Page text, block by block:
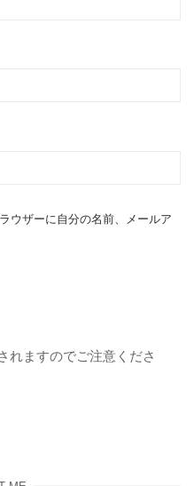
ウザーに自分の名前、メールア
れますのでご注意くださ